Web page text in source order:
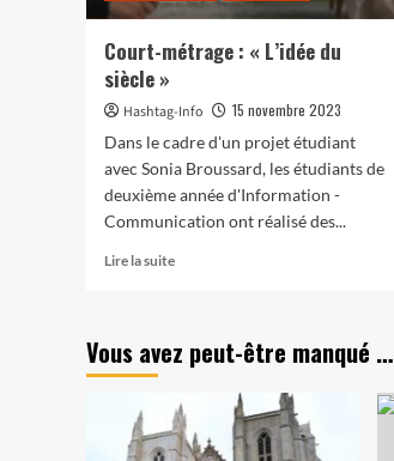
Court-métrage : « L’idée du
siècle »
Hashtag-Info
15 novembre 2023
Dans le cadre d'un projet étudiant
avec Sonia Broussard, les étudiants de
deuxième année d'Information -
Communication ont réalisé des...
Lire la suiteEn
Court-
métrage
« L’idée
du
Vous avez peut-être manqué …